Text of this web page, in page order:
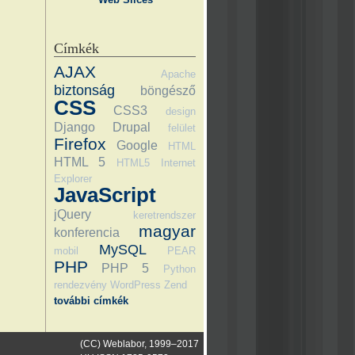
Címkék
AJAX Apache
biztonság böngésző
CSS CSS3 design
Django Drupal felület
Firefox Google HTML
HTML 5 HTML5
Internet
Explorer
JavaScript
jQuery keretrendszer
konferencia magyar
mobil MySQL PEAR
PHP PHP 5
Python
rendezvény WordPress Zend
további címkék
(CC) Weblabor, 1999–2017